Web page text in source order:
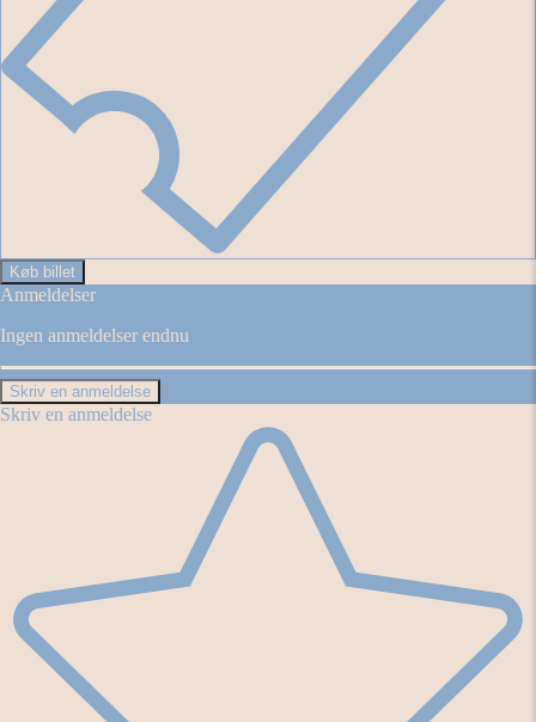
Køb billet
Anmeldelser
Ingen anmeldelser endnu
Skriv en anmeldelse
Skriv en anmeldelse